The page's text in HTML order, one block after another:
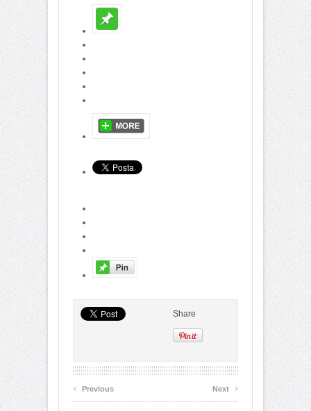
Share
‹ Previous Next ›